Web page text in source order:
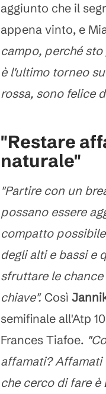
aggiunto che il
appena vinto, e
campo, perché
è l'ultimo torneo
rossa, sono felice
"Restare
naturale"
"Partire con un
possano essere
compatto
degli alti e bassi e
sfruttare le
chiave". Così
semifinale all'Atp
Frances Tiafoe.
affamati? Affamati
che cerco di fare è